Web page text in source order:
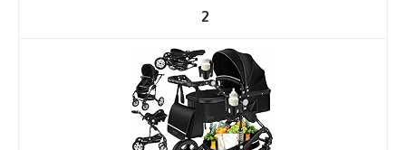
2